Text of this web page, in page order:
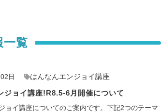
一覧
日
はんなんエンジョイ講座
ジョイ講座!R8.5-6月開催について
ョイ講座についてのご案内です。下記2つのテーマ